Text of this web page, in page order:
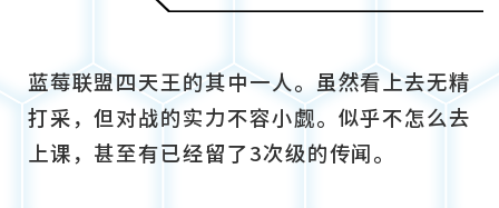
蓝莓联盟四天王的其中一人。虽然看上去无精
打采，但对战的实力不容小觑。似乎不怎么去
上课，甚至有已经留了3次级的传闻。